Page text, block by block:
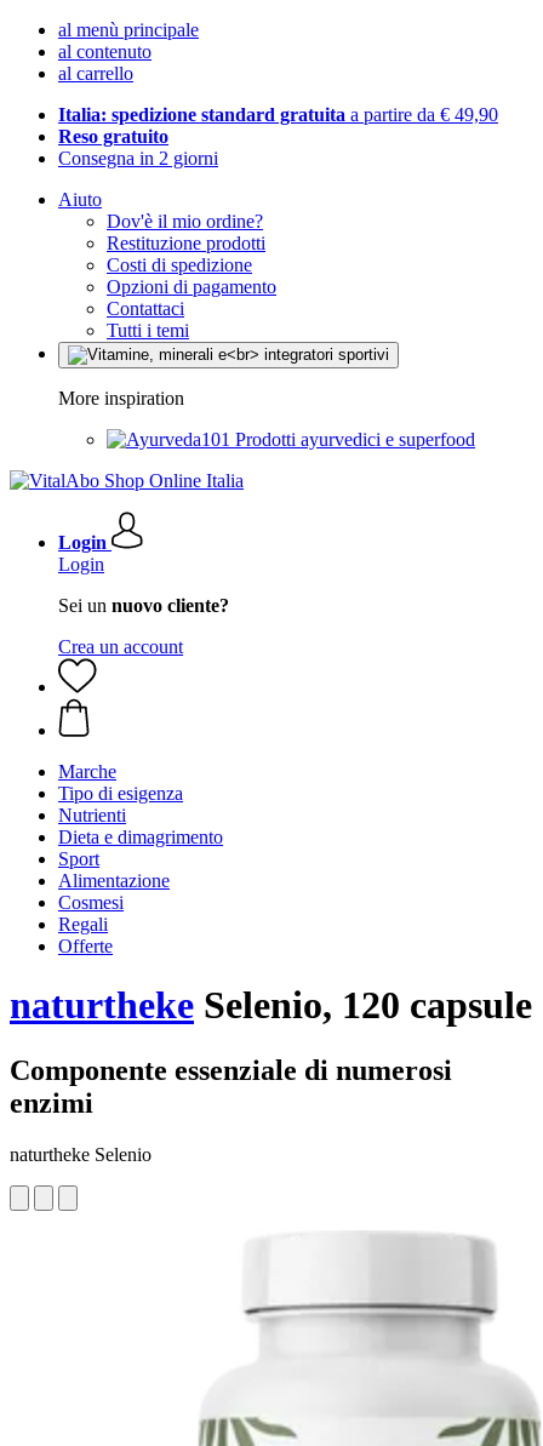
al menù principale
al contenuto
al carrello
Italia: spedizione standard gratuita a partire da € 49,90
Reso gratuito
Consegna in 2 giorni
Aiuto
Dov'è il mio ordine?
Restituzione prodotti
Costi di spedizione
Opzioni di pagamento
Contattaci
Tutti i temi
More inspiration
Prodotti ayurvedici e superfood
Login
Login
Sei un nuovo cliente?
Crea un account
Marche
Tipo di esigenza
Nutrienti
Dieta e dimagrimento
Sport
Alimentazione
Cosmesi
Regali
Offerte
naturtheke Selenio, 120 capsule
Componente essenziale di numerosi
enzimi
naturtheke Selenio